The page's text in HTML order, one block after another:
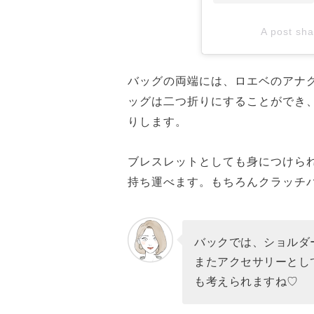
A post
バッグの両端には、ロエベのアナ
ッグは二つ折りにすることができ
りします。
ブレスレットとしても身につけら
持ち運べます。もちろんクラッチ
バックでは、ショル
またアクセサリーと
も考えられますね♡